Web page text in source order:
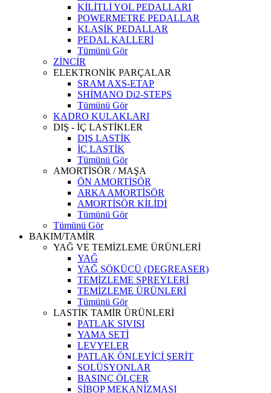
KİLİTLİ YOL PEDALLARI
POWERMETRE PEDALLAR
KLASİK PEDALLAR
PEDAL KALLERİ
Tümünü Gör
ZİNCİR
ELEKTRONİK PARÇALAR
SRAM AXS-ETAP
SHİMANO Di2-STEPS
Tümünü Gör
KADRO KULAKLARI
DIŞ - İÇ LASTİKLER
DIŞ LASTİK
İÇ LASTİK
Tümünü Gör
AMORTİSÖR / MAŞA
ÖN AMORTİSÖR
ARKA AMORTİSÖR
AMORTİSÖR KİLİDİ
Tümünü Gör
Tümünü Gör
BAKIM/TAMİR
YAĞ VE TEMİZLEME ÜRÜNLERİ
YAĞ
YAĞ SÖKÜCÜ (DEGREASER)
TEMİZLEME SPREYLERİ
TEMİZLEME ÜRÜNLERİ
Tümünü Gör
LASTİK TAMİR ÜRÜNLERİ
PATLAK SIVISI
YAMA SETİ
LEVYELER
PATLAK ÖNLEYİCİ ŞERİT
SOLÜSYONLAR
BASINÇ ÖLÇER
SİBOP MEKANİZMASI